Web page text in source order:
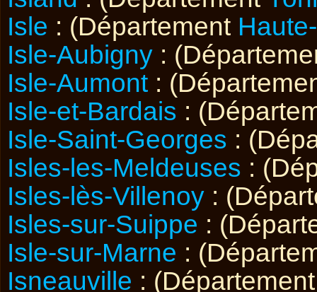
Isle : (Département
Isle-Aubigny :
Isle-Aumont :
Isle-et-Bardais :
Isle-Saint-Georges :
Isles-les-Meldeuses :
Isles-lès-Villenoy :
Isles-sur-Suippe :
Isle-sur-Marne :
Isneauville :